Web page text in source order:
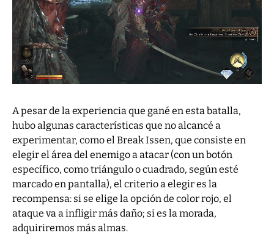
A pesar de la experiencia que gané en esta batalla,
hubo algunas características que no alcancé a
experimentar, como el Break Issen, que consiste en
elegir el área del enemigo a atacar (con un botón
específico, como triángulo o cuadrado, según esté
marcado en pantalla), el criterio a elegir es la
recompensa: si se elige la opción de color rojo, el
ataque va a infligir más daño; si es la morada,
adquiriremos más almas.